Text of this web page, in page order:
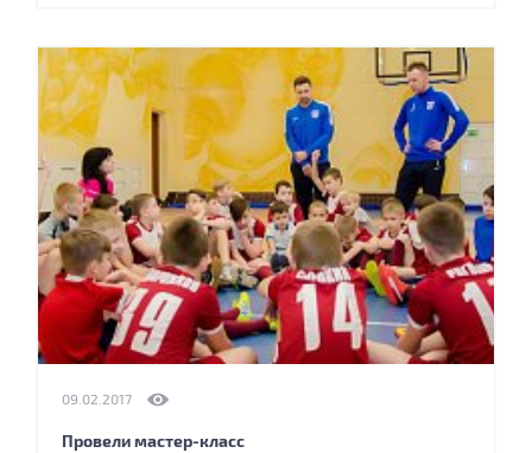
09.02.2017
Провели мастер-класс